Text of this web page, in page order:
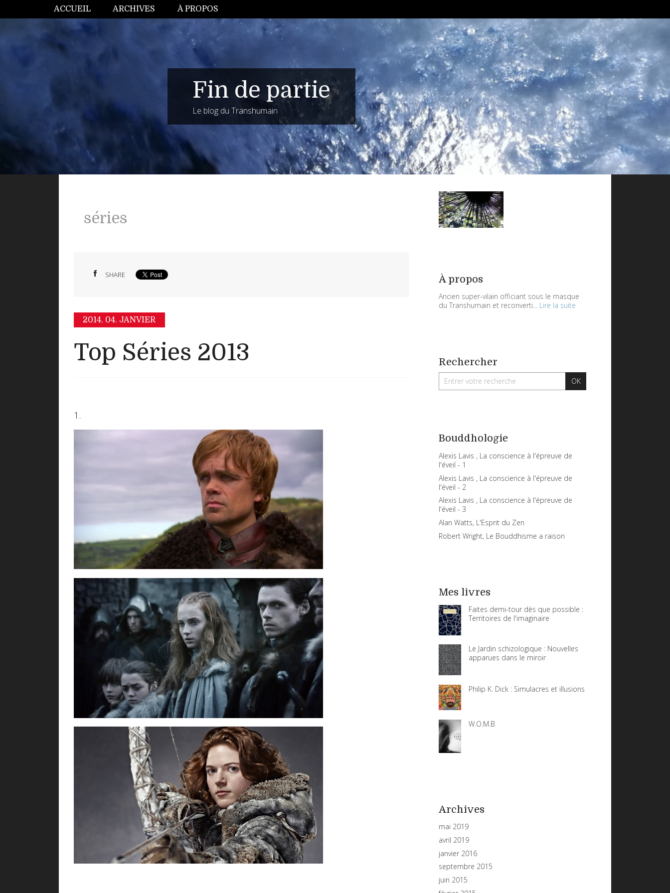
ACCUEIL ARCHIVES À PROPOS
Fin de partie
Le blog du Transhumain
séries
SHARE
2014. 04. JANVIER
Top Séries 2013
1.
À propos
Ancien super-vilain officiant sous le masque
du Transhumain et reconverti... Lire la suite
Rechercher
Bouddhologie
Alexis Lavis , La conscience à l'épreuve de
l'éveil - 1
Alexis Lavis , La conscience à l'épreuve de
l'éveil - 2
Alexis Lavis , La conscience à l'épreuve de
l'éveil - 3
Alan Watts, L'Esprit du Zen
Robert Wright, Le Bouddhisme a raison
Mes livres
Faites demi-tour dès que possible :
Territoires de l'imaginaire
Le Jardin schizologique : Nouvelles
apparues dans le miroir
Philip K. Dick : Simulacres et illusions
W.O.M.B
Archives
mai 2019
avril 2019
janvier 2016
septembre 2015
juin 2015